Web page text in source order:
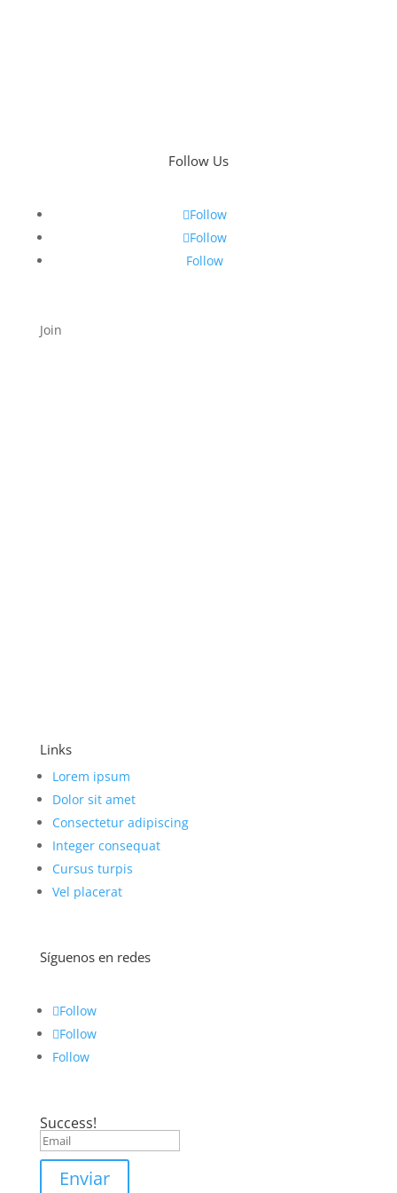
Follow Us
Follow
Follow
Follow
Join
Links
Lorem ipsum
Dolor sit amet
Consectetur adipiscing
Integer consequat
Cursus turpis
Vel placerat
Síguenos en redes
Follow
Follow
Follow
Success!
Enviar